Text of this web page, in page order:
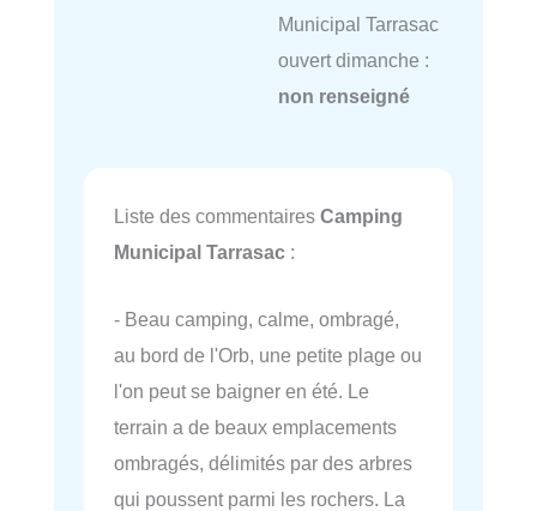
Municipal Tarrasac
ouvert dimanche :
non renseigné
Liste des commentaires Camping
Municipal Tarrasac :
- Beau camping, calme, ombragé,
au bord de l'Orb, une petite plage ou
l'on peut se baigner en été. Le
terrain a de beaux emplacements
ombragés, délimités par des arbres
qui poussent parmi les rochers. La